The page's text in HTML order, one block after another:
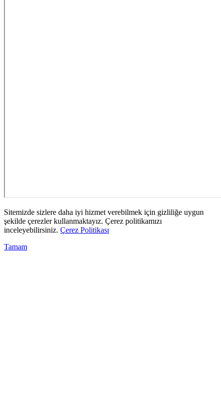
Sitemizde sizlere daha iyi hizmet verebilmek için gizliliğe uygun
şekilde çerezler kullanmaktayız. Çerez politikamızı
inceleyebilirsiniz. Çerez Politikası
Tamam